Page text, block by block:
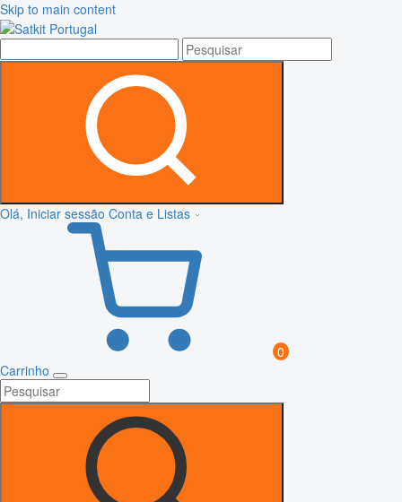
Skip to main content
Olá, Iniciar sessão Conta e Listas
0
Carrinho